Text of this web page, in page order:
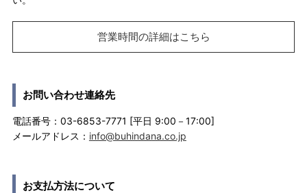
営業時間の詳細はこちら
お問い合わせ連絡先
電話番号：03-6853-7771 [平日 9:00－17:00]
メールアドレス： info@buhindana.co.jp
お支払方法について